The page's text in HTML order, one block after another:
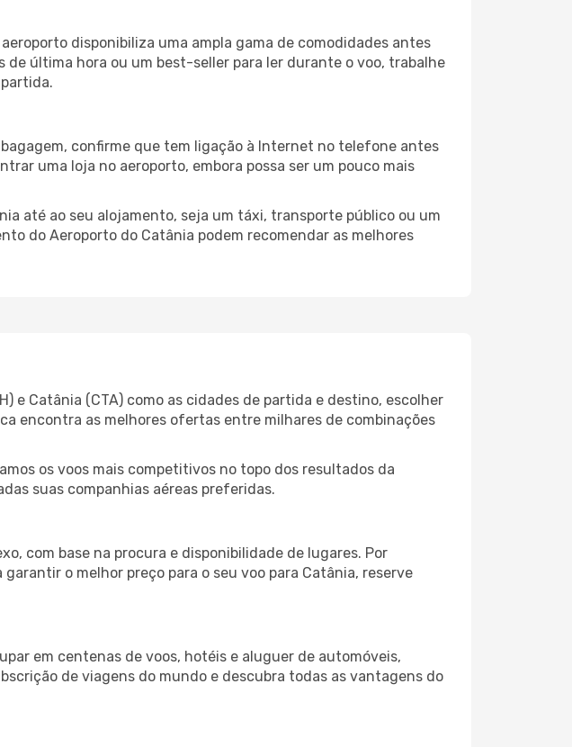
disponibiliza uma ampla gama de comodidades antes
última hora ou um best-seller para ler durante o voo, trabalhe
confirme que tem ligação à Internet no telefone antes
uma loja no aeroporto, embora possa ser um pouco mais
até ao seu alojamento, seja um táxi, transporte público ou um
do Aeroporto do Catânia podem recomendar as melhores
e Catânia (CTA) como as cidades de partida e destino, escolher
encontra as melhores ofertas entre milhares de combinações
os voos mais competitivos no topo dos resultados da
suas companhias aéreas preferidas.
com base na procura e disponibilidade de lugares. Por
o melhor preço para o seu voo para Catânia, reserve
em centenas de voos, hotéis e aluguer de automóveis,
de viagens do mundo e descubra todas as vantagens do